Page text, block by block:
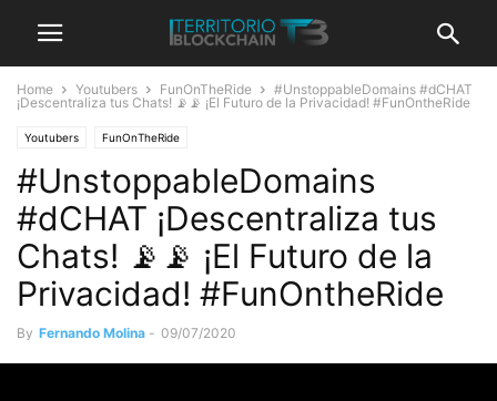
Home Youtubers FunOnTheRide
#UnstoppableDomains #dCHAT
¡Descentraliza tus Chats! 📡📡 ¡El Futuro de la Privacidad! #FunOntheRide
Youtubers FunOnTheRide
#UnstoppableDomains
#dCHAT ¡Descentraliza tus
Chats! 📡📡 ¡El Futuro de la
Privacidad! #FunOntheRide
By Fernando Molina - 09/07/2020